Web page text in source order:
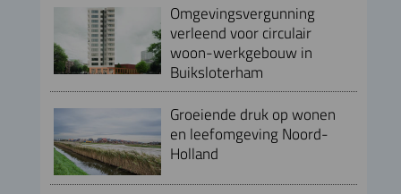
Omgevingsvergunning
verleend voor circulair
woon-werkgebouw in
Buiksloterham
Groeiende druk op wonen
en leefomgeving Noord-
Holland